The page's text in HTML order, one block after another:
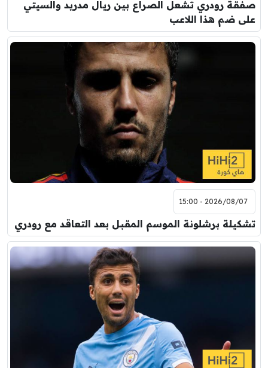
صفقة رودري تشعل الصراع بين ريال مدريد والسيتي
على ضم هذا اللاعب
2026/08/07 - 15:00
تشكيلة برشلونة الموسم المقبل بعد التعاقد مع رودري